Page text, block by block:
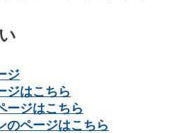
ジ
ジはこちら
ージはこちら
のページはこちら